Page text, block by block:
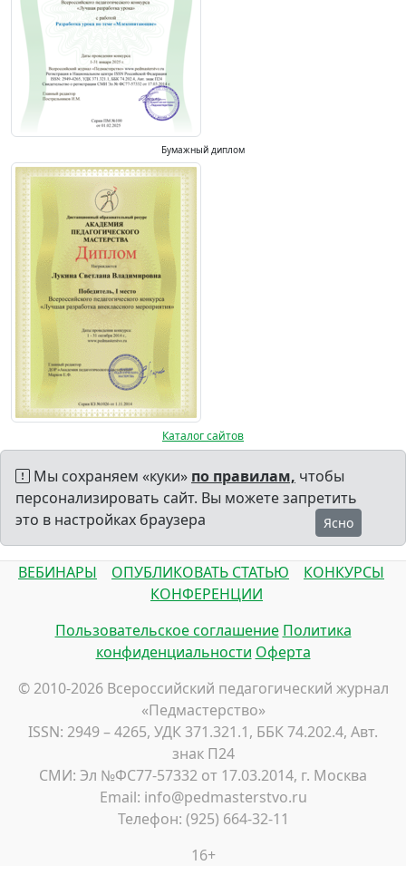
Бумажный диплом
Каталог сайтов
Мы сохраняем «куки» по правилам, чтобы
персонализировать сайт. Вы можете запретить
это в настройках браузера
Ясно
ВЕБИНАРЫ ОПУБЛИКОВАТЬ СТАТЬЮ
КОНКУРСЫ
КОНФЕРЕНЦИИ
Пользовательское соглашение Политика
конфиденциальности Оферта
© 2010-2026 Всероссийский педагогический журнал
«Педмастерство»
ISSN: 2949 – 4265, УДК 371.321.1, ББК 74.202.4, Авт.
знак П24
СМИ: Эл №ФС77-57332 от 17.03.2014, г. Москва
Email: info@pedmasterstvo.ru
Телефон: (925) 664-32-11
16+